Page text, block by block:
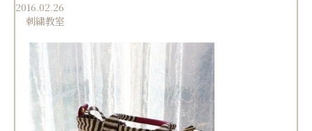
2016.02.26
刺繍教室